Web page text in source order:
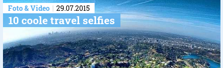
Foto & Video 29.07.2015
10 coole travel selfies